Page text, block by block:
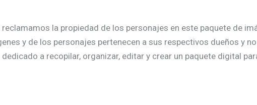
reclamamos la propiedad de los personajes en este paquete de
y de los personajes pertenecen a sus respectivos dueños y
a recopilar, organizar, editar y crear un paquete digital